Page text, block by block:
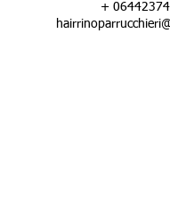
+